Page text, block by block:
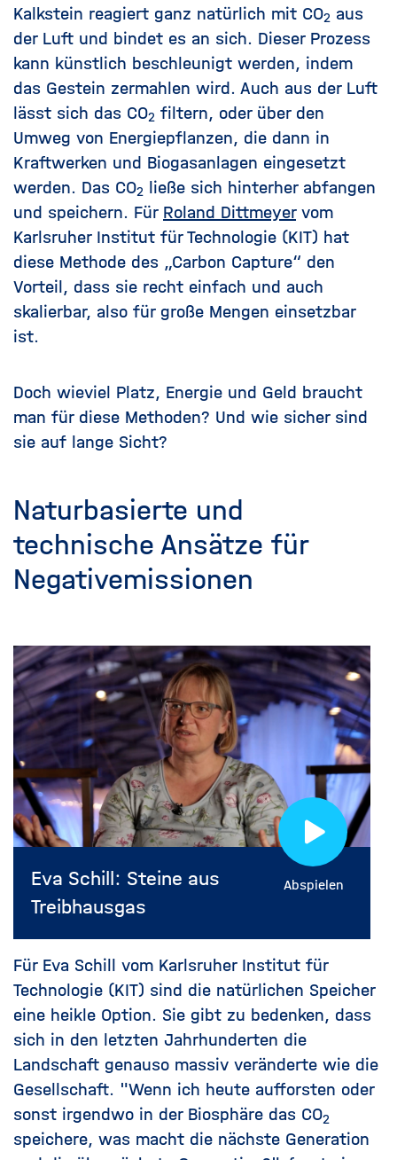
Kalkstein reagiert ganz natürlich mit CO2 aus
der Luft und bindet es an sich. Dieser Prozess
kann künstlich beschleunigt werden, indem
das Gestein zermahlen wird. Auch aus der Luft
lässt sich das CO2 filtern, oder über den
Umweg von Energiepflanzen, die dann in
Kraftwerken und Biogasanlagen eingesetzt
werden. Das CO2 ließe sich hinterher abfangen
und speichern. Für Roland Dittmeyervom
Karlsruher Institut für Technologie (KIT) hat
diese Methode des „Carbon Capture“ den
Vorteil, dass sie recht einfach und auch
skalierbar, also für große Mengen einsetzbar
ist.
Doch wieviel Platz, Energie und Geld braucht
man für diese Methoden? Und wie sicher sind
sie auf lange Sicht?
Naturbasierte und
technische Ansätze für
Negativemissionen
Eva Schill: Steine aus
Treibhausgas
Abspielen
Für Eva Schill vom Karlsruher Institut für
Technologie (KIT) sind die natürlichen Speicher
eine heikle Option. Sie gibt zu bedenken, dass
sich in den letzten Jahrhunderten die
Landschaft genauso massiv veränderte wie die
Gesellschaft. "Wenn ich heute aufforsten oder
sonst irgendwo in der Biosphäre das CO2
speichere, was macht die nächste Generation